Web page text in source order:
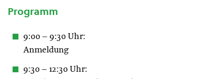
Programm
9:00 – 9:30 Uhr:
Anmeldung
9:30 – 12:30 Uhr: